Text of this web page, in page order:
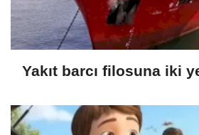
Yakıt barcı filosuna iki